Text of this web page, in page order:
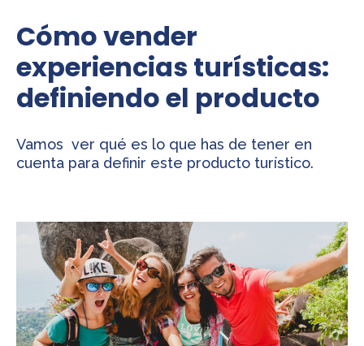
Cómo vender
experiencias turísticas:
definiendo el producto
Vamos ver qué es lo que has de tener en
cuenta para definir este producto turístico.